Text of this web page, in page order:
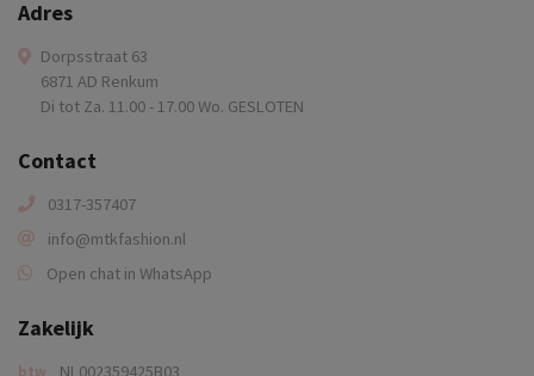
Adres
Dorpsstraat 63
6871 AD Renkum
Di tot Za. 11.00 - 17.00 Wo. GESLOTEN
Contact
0317-357407
info@mtkfashion.nl
Open chat in WhatsApp
Zakelijk
btw NL002359425B03